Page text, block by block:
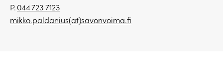
P.044 723 7123
mikko.paldanius(at)savonvoima.fi